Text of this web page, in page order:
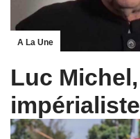
A La Une
Luc